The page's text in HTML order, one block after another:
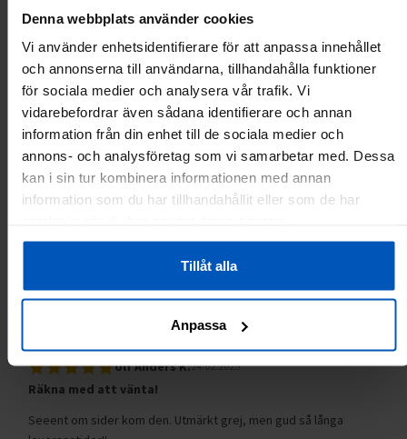
Denna webbplats använder cookies
Vi använder enhetsidentifierare för att anpassa innehållet
och annonserna till användarna, tillhandahålla funktioner
för sociala medier och analysera vår trafik. Vi
vidarebefordrar även sådana identifierare och annan
information från din enhet till de sociala medier och
annons- och analysföretag som vi samarbetar med. Dessa
kan i sin tur kombinera informationen med annan
information som du har tillhandahållit eller som de har
Tillåt alla
Anpassa
Var
detta
till
hjälp?
0 0
Rapportera som olämplig
Arja A.
Hierontavasara
Toimii hyvin ja hintalaatusuhde kohdallaan.
Var
hjälp?
Ulf Anders K.24.02.2025
Räkna med att vänta!
Seeent om sider kom den. Utmärkt grej, men gud så långa